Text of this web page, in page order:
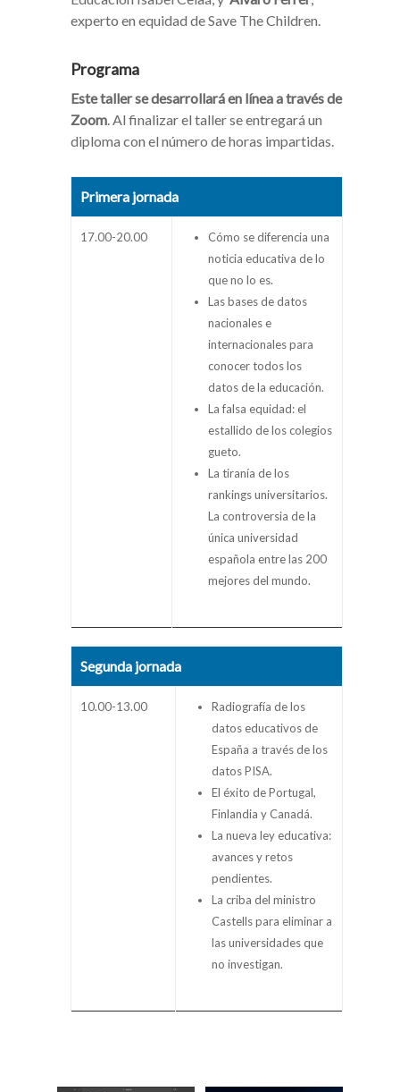
experto en equidad de Save The Children.
Programa
Este taller se desarrollará en línea a través de
Zoom. Al finalizar el taller se entregará un
diploma con el número de horas impartidas.
Primera jornada
17.00-20.00
Cómo se diferencia una
noticia educativa de lo
que no lo es.
Las bases de datos
nacionales e
internacionales para
conocer todos los
datos de la educación.
La falsa equidad: el
estallido de los colegios
gueto.
La tiranía de los
rankings universitarios.
La controversia de la
única universidad
española entre las 200
mejores del mundo.
Segunda jornada
10.00-13.00
Radiografía de los
datos educativos de
España a través de los
datos PISA.
El éxito de Portugal,
Finlandia y Canadá.
La nueva ley educativa:
avances y retos
pendientes.
La criba del ministro
Castells para eliminar a
las universidades que
no investigan.